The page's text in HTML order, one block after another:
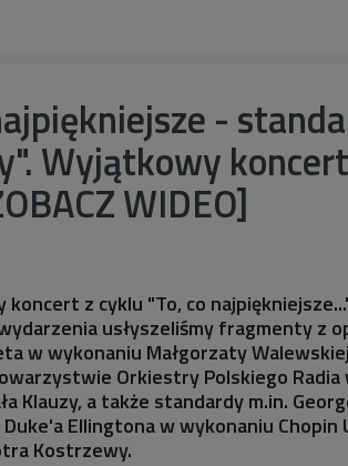
-
Wyjątkowy
WIDEO]
koncert z cyklu "To, co
usłyszeliśmy fragmenty z
w wykonaniu Małgorzaty
Orkiestry Polskiego Radia
Klauzy, a także standardy m.in.
Duke'a Ellingtona w wykonaniu
Kostrzewy.